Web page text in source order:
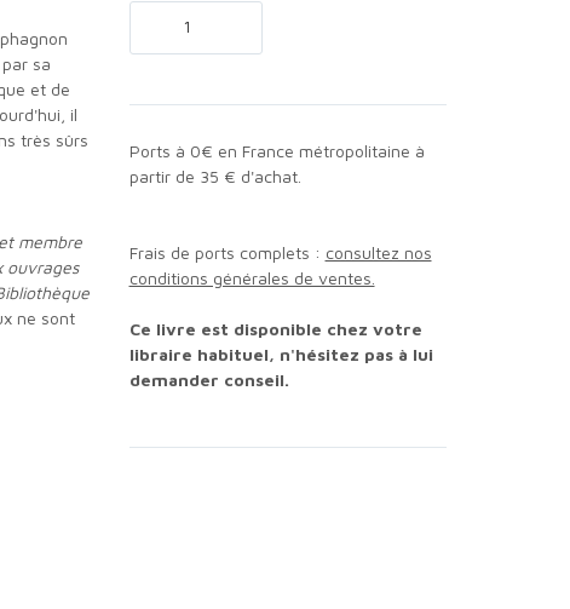
sa
et de
il
très sûrs
membre
ouvrages
ne sont
Ports à 0€ en France métropolitaine à
partir de 35 € d'achat.
Frais de ports complets : consultez nos
conditions générales de ventes.
Ce livre est disponible chez votre
libraire habituel, n'hésitez pas à lui
demander conseil.